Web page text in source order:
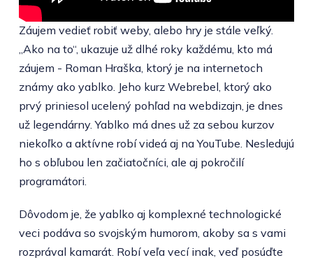
Záujem vedieť robiť weby, alebo hry je stále veľký.
„Ako na to“, ukazuje už dlhé roky každému, kto má
záujem - Roman Hraška, ktorý je na internetoch
známy ako yablko. Jeho kurz Webrebel, ktorý ako
prvý priniesol ucelený pohľad na webdizajn, je dnes
už legendárny. Yablko má dnes už za sebou kurzov
niekoľko a aktívne robí videá aj na YouTube. Nesledujú
ho s obľubou len začiatočníci, ale aj pokročilí
programátori.
Dôvodom je, že yablko aj komplexné technologické
veci podáva so svojským humorom, akoby sa s vami
rozprával kamarát. Robí veľa vecí inak, veď posúďte